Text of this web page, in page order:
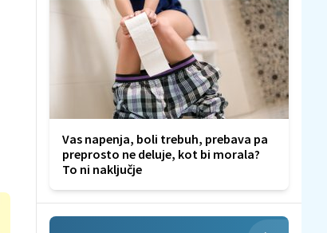
Vas napenja, boli trebuh, prebava pa
preprosto ne deluje, kot bi morala?
To ni naključje